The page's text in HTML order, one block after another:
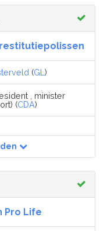
(GL )
, minister
(CDA)
Pro Life